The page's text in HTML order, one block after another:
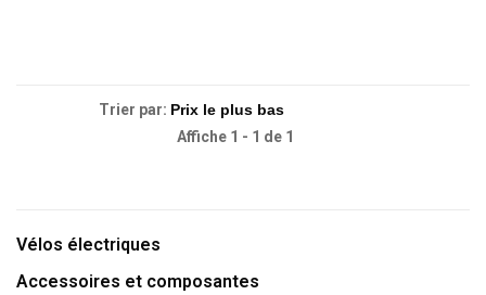
Trier par:
Affiche 1 - 1 de 1
Vélos électriques
Accessoires et composantes